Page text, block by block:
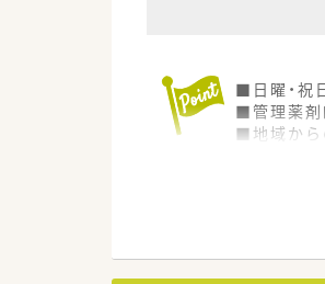
■日曜・祝
■管理薬剤
■地域から